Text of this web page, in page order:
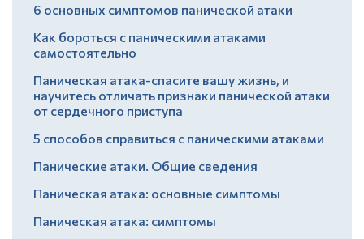
6 основных симптомов панической атаки
Как бороться с паническими атаками
самостоятельно
Паническая атака-спасите вашу жизнь, и
научитесь отличать признаки панической атаки
от сердечного приступа
5 способов справиться с паническими атаками
Панические атаки. Общие сведения
Паническая атака: основные симптомы
Паническая атака: симптомы